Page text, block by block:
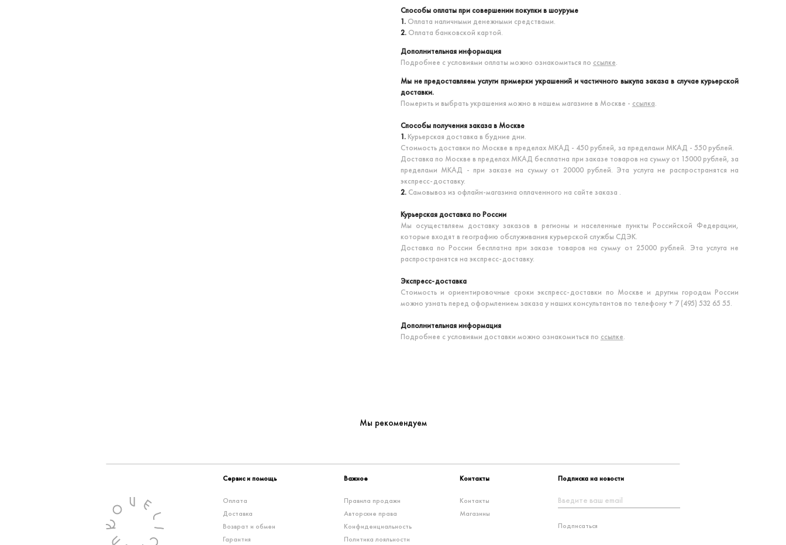
Способы оплаты при совершении покупки в шоуруме
1. Оплата наличными денежными средствами.
2. Оплата банковской картой.
Дополнительная информация
Подробнее с условиями оплаты можно ознакомиться по ссылке.
Мы не предоставляем услуги примерки украшений и частичного выкупа заказа в случае курьерской
доставки.
Померить и выбрать украшения можно в нашем магазине в Москве - ссылка.
Способы получения заказа в Москве
1.Курьерская доставка в будние дни.
Стоимость доставки по Москве в пределах МКАД - 450 рублей, за пределами МКАД - 550 рублей.
Доставка по Москве в пределах МКАД бесплатна при заказе товаров на сумму от 15000 рублей, за
пределами МКАД - при заказе на сумму от 20000 рублей. Эта услуга не распространятся на
экспресс-доставку.
2. Самовывоз из офлайн-магазина оплаченного на сайте заказа .
Курьерская доставка по России
Мы осуществляем доставку заказов в регионы и населенные пункты Российской Федерации,
которые входят в географию обслуживания курьерской службы СДЭК.
Доставка по России бесплатна при заказе товаров на сумму от 25000 рублей. Эта услуга не
распространятся на экспресс-доставку.
Экспресс-доставка
Стоимость и ориентировочные сроки экспресс-доставки по Москве и другим городам России
можно узнать перед оформлением заказа у наших консультантов по телефону + 7 (495) 532 65 55.
Дополнительная информация
Подробнее с условиями доставки можно ознакомиться по ссылке.
Мы рекомендуем
Сервис и помощь
Оплата
Доставка
Возврат и обмен
Гарантия
Важное
Правила продажи
Авторские права
Конфиденциальность
Политика лояльности
Контакты
Контакты
Магазины
Подписка на новости
Подписаться